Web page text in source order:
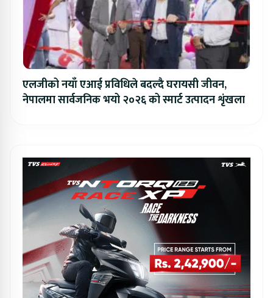
एलजीको नयाँ एआई प्रविधिले बदल्दै घरायसी जीवन,
नेपालमा सार्वजनिक भयो २०२६ को स्मार्ट उत्पादन शृंखला